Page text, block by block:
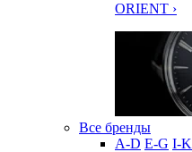
ORIENT ›
Все бренды
A-D E-G I-K